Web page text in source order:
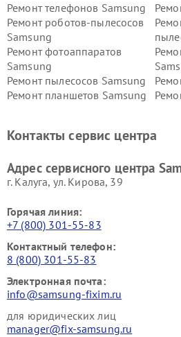
Ремонт телефонов Samsung
Ремонт роботов-пылесосов
Samsung
Ремонт фотоаппаратов
Samsung
Ремонт пылесосов Samsung
Ремонт планшетов Samsung
Контакты сервис центра
Адрес сервисного центра
г. Калуга, ул. Кирова, 39
Горячая линия:
+7 (800) 301-55-83
Контактный телефон:
8 (800) 301-55-83
Электронная почта:
info@samsung-fixim.ru
для юридических лиц
manager@fix-samsung.ru